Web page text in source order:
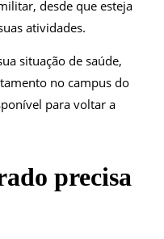
desde que esteja
atividades.
situação de saúde,
no campus do
para voltar a
precisa